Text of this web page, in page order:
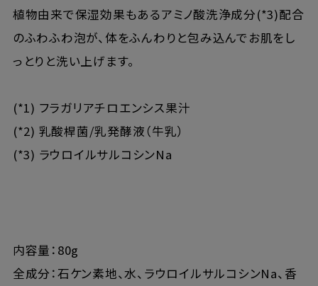
植物由来で保湿効果もあるアミノ酸洗浄成分(*3)配合
のふわふわ泡が、体をふんわりと包み込んでお肌をし
っとりと洗い上げます。
(*1) フラガリアチロエンシス果汁
(*2) 乳酸桿菌/乳発酵液（牛乳）
(*3) ラウロイルサルコシンNa
内容量：80g
全成分：石ケン素地、水、ラウロイルサルコシンNa、香